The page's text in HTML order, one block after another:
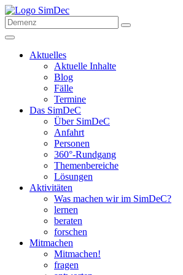
Aktuelles
Aktuelle Inhalte
Blog
Fälle
Termine
Das SimDeC
Über SimDeC
Anfahrt
Personen
360°-Rundgang
Themenbereiche
Lösungen
Aktivitäten
Was machen wir im SimDeC?
lernen
beraten
forschen
Mitmachen
Mitmachen!
fragen